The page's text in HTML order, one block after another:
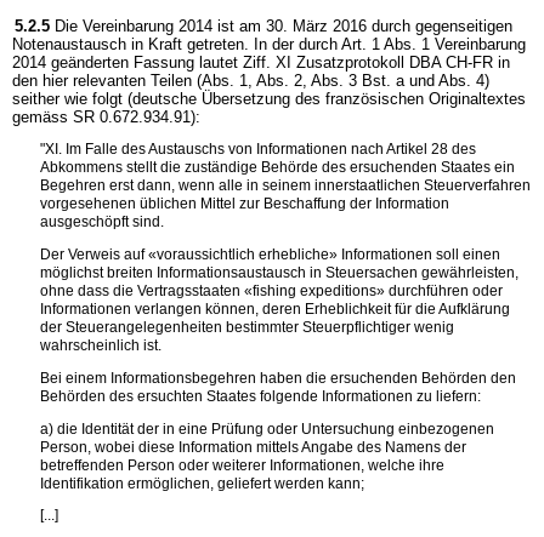
5.2.5 Die Vereinbarung 2014 ist am 30. März 2016 durch gegenseitigen
Notenaustausch in Kraft getreten. In der durch Art. 1 Abs. 1 Vereinbarung
2014 geänderten Fassung lautet Ziff. XI Zusatzprotokoll DBA CH-FR in
den hier relevanten Teilen (Abs. 1, Abs. 2, Abs. 3 Bst. a und Abs. 4)
seither wie folgt (deutsche Übersetzung des französischen Originaltextes
gemäss SR 0.672.934.91):
"XI. Im Falle des Austauschs von Informationen nach Artikel 28 des
Abkommens stellt die zuständige Behörde des ersuchenden Staates ein
Begehren erst dann, wenn alle in seinem innerstaatlichen Steuerverfahren
vorgesehenen üblichen Mittel zur Beschaffung der Information
ausgeschöpft sind.
Der Verweis auf «voraussichtlich erhebliche» Informationen soll einen
möglichst breiten Informationsaustausch in Steuersachen gewährleisten,
ohne dass die Vertragsstaaten «fishing expeditions» durchführen oder
Informationen verlangen können, deren Erheblichkeit für die Aufklärung
der Steuerangelegenheiten bestimmter Steuerpflichtiger wenig
wahrscheinlich ist.
Bei einem Informationsbegehren haben die ersuchenden Behörden den
Behörden des ersuchten Staates folgende Informationen zu liefern:
a) die Identität der in eine Prüfung oder Untersuchung einbezogenen
Person, wobei diese Information mittels Angabe des Namens der
betreffenden Person oder weiterer Informationen, welche ihre
Identifikation ermöglichen, geliefert werden kann;
[...]